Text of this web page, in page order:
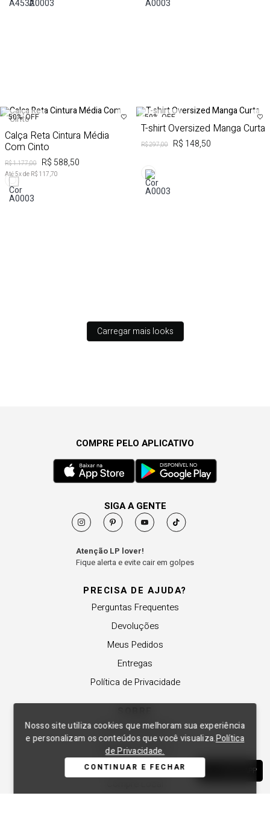
WHATSAPP
Nosso site utiliza cookies que melhoram sua experiência
e personalizam os conteúdos que você visualiza.Política
de Privacidade.
CONTINUAR E FECHAR
50% OFF
Calça Reta Cintura Média
Com Cinto
R$ 1.177,00 R$ 588,50
Até5x de R$ 117,70
50% OFF
T-shirt Oversized Manga Curta
R$ 297,00 R$ 148,50
Carregar mais looks
PRECISA DE AJUDA?
Perguntas Frequentes
Devoluções
Meus Pedidos
Entregas
Política de Privacidade
A Lança Perfume
Revender a Marca
Trabalhe Conosco
COMPRE PELO APLICATIVO
SIGA A GENTE
Atenção LP lover!
Fique alerta e evite cair em golpes